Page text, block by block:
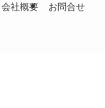
会社概要 お問合せ